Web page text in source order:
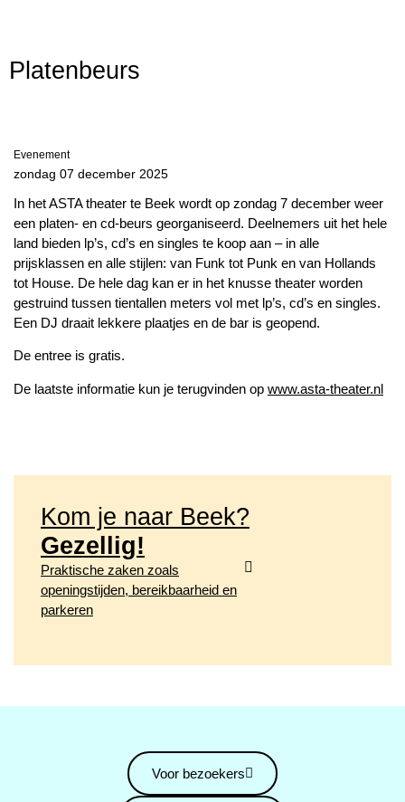
Platenbeurs
Evenement
zondag 07 december 2025
In het ASTA theater te Beek wordt op zondag 7 december weer
een platen- en cd-beurs georganiseerd. Deelnemers uit het hele
land bieden lp’s, cd’s en singles te koop aan – in alle
prijsklassen en alle stijlen: van Funk tot Punk en van Hollands
tot House. De hele dag kan er in het knusse theater worden
gestruind tussen tientallen meters vol met lp’s, cd’s en singles.
Een DJ draait lekkere plaatjes en de bar is geopend.
De entree is gratis.
De laatste informatie kun je terugvinden op www.asta-theater.nl
Kom je naar Beek?
Gezellig!
Praktische zaken zoals
openingstijden, bereikbaarheid en
parkeren
Voor bezoekers